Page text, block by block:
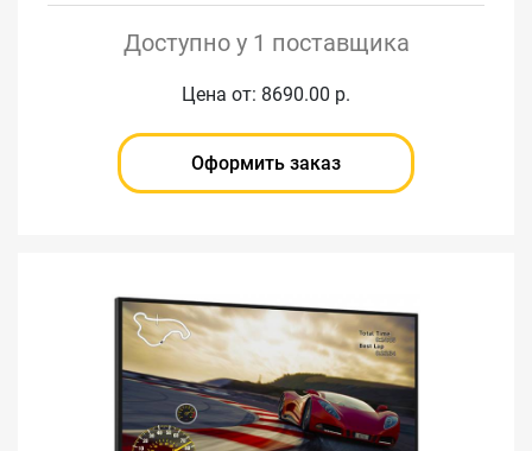
Доступно у 1 поставщика
Цена от: 8690.00 р.
Оформить заказ